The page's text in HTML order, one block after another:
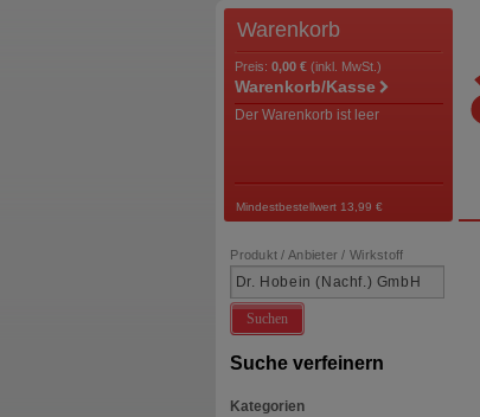
Warenkorb
Preis: 0,00 € (inkl. MwSt.)
Warenkorb/Kasse
Der Warenkorb ist leer
Mindestbestellwert 13,99 €
Produkt / Anbieter / Wirkstoff
Suchen
Suche verfeinern
Kategorien